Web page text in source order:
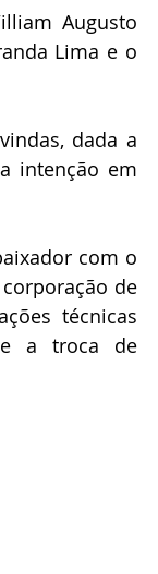
Augusto
Lima e o
dada a
intenção em
com o
de
técnicas
e a troca de